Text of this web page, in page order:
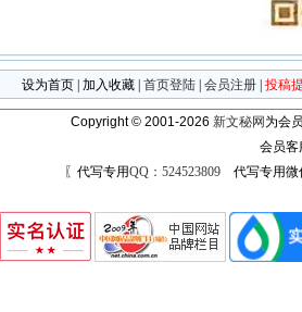
设为首页 加入收藏 首页登陆 会员注册 投稿
Copyright © 2001-2026 新文秘网 为会
会员
〖代写专用QQ：524523809代写专用微